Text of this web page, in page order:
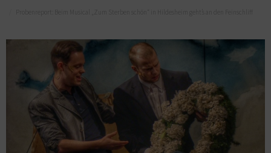
Probenreport: Beim Musical „Zum Sterben schön“ in Hildesheim geht’s an den Feinschliff